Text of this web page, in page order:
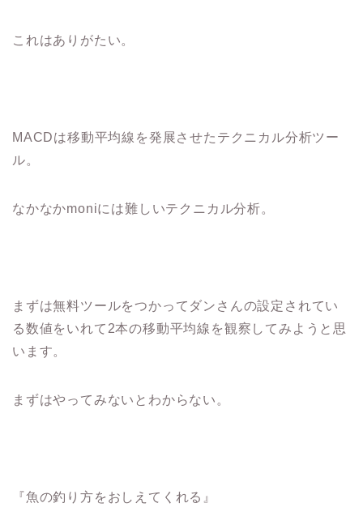
これはありがたい。
MACDは移動平均線を発展させたテクニカル分析ツー
ル。
なかなかmoniには難しいテクニカル分析。
まずは無料ツールをつかってダンさんの設定されてい
る数値をいれて2本の移動平均線を観察してみようと思
います。
まずはやってみないとわからない。
『魚の釣り方をおしえてくれる』